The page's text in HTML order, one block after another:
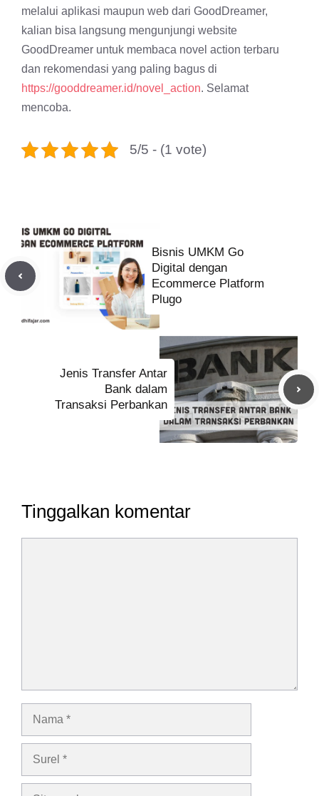
melalui aplikasi maupun web dari GoodDreamer,
kalian bisa langsung mengunjungi website
GoodDreamer untuk membaca novel action terbaru
dan rekomendasi yang paling bagus di
https://gooddreamer.id/novel_action. Selamat
mencoba.
5/5 - (1 vote)
Bisnis UMKM Go
Digital dengan
Ecommerce Platform
Plugo
Jenis Transfer Antar
Bank dalam
Transaksi Perbankan
Tinggalkan komentar
Nama
Surel
Situs